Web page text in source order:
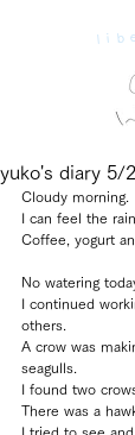
yuko's diary 5/
Cloudy morning.
I can feel the
Coffee, yogurt
No watering
I continued
others.
A crow was
seagulls.
I found two
There was a
I tried to see